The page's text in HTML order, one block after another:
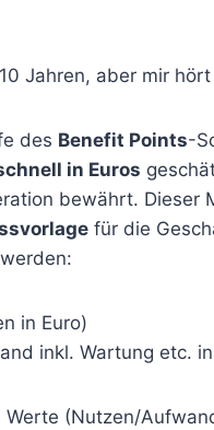
Jahren, aber mir
des Benefit Points-
in Euros
bewährt. Dieser
für die
in Euro)
inkl. Wartung etc.
(Nutzen/